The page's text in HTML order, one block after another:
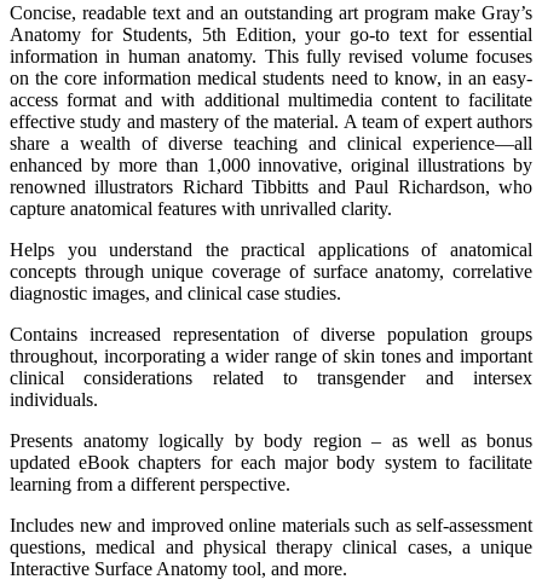
Concise, readable text and an outstanding art program make Gray’s
Anatomy for Students, 5th Edition, your go-to text for essential
information in human anatomy. This fully revised volume focuses
on the core information medical students need to know, in an easy-
access format and with additional multimedia content to facilitate
effective study and mastery of the material. A team of expert authors
share a wealth of diverse teaching and clinical experience―all
enhanced by more than 1,000 innovative, original illustrations by
renowned illustrators Richard Tibbitts and Paul Richardson, who
capture anatomical features with unrivalled clarity.
Helps you understand the practical applications of anatomical
concepts through unique coverage of surface anatomy, correlative
diagnostic images, and clinical case studies.
Contains increased representation of diverse population groups
throughout, incorporating a wider range of skin tones and important
clinical considerations related to transgender and intersex
individuals.
Presents anatomy logically by body region – as well as bonus
updated eBook chapters for each major body system to facilitate
learning from a different perspective.
Includes new and improved online materials such as self-assessment
questions, medical and physical therapy clinical cases, a unique
Interactive Surface Anatomy tool, and more.